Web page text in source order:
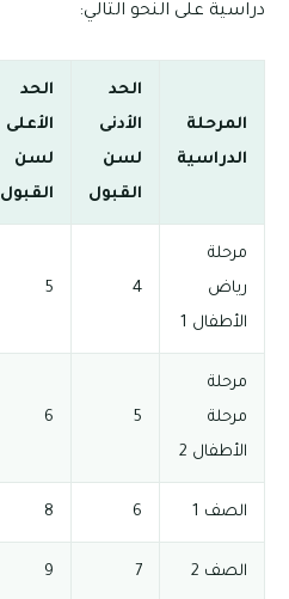
دراسية على النحو التالي:
المرحلة
الدراسية
الحد
الأدنى
لسن
القبول
الحد
الأعلى
لسن
القبول
مرحلة
رياض
الأطفال 1
4
5
مرحلة
مرحلة
الأطفال 2
5
6
الصف 1 6
8
الصف 2 7
9